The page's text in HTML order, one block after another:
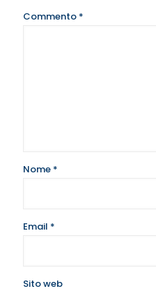
Commento *
Nome *
Email *
Sito web